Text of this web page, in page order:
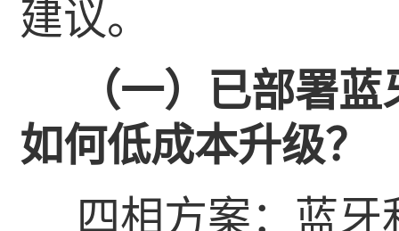
建议。
（一）已部署
如何低成本升级？
四相方案：蓝